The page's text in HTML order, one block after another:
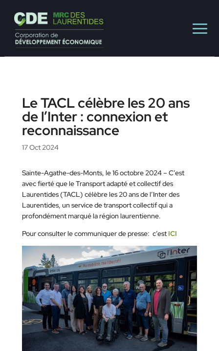
Le TACL célèbre les 20 ans
de l’Inter : connexion et
reconnaissance
17 Oct 2024
Sainte-Agathe-des-Monts, le 16 octobre 2024 – C’est
avec fierté que le Transport adapté et collectif des
Laurentides (TACL) célèbre les 20 ans de l’Inter des
Laurentides, un service de transport collectif qui a
profondément marqué la région laurentienne.
Pour consulter le communiquer de presse: c’est ICI